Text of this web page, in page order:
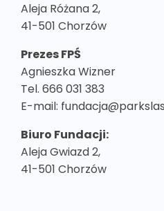
Aleja Różana 2,
41-501 Chorzów
Prezes FPŚ
Agnieszka Wizner
Tel. 666 031 383
E-mail:
Biuro Fundacji:
Aleja Gwiazd 2,
41-501 Chorzów